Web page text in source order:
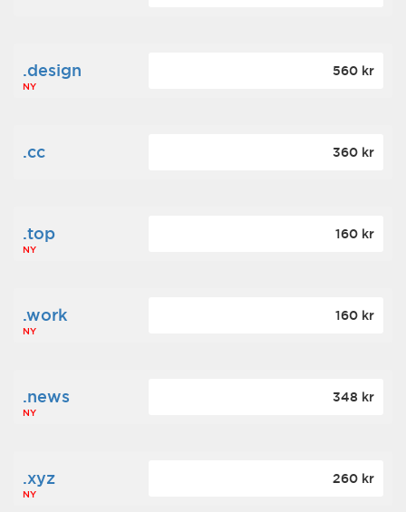
.design
NY
560 kr
.cc 360 kr
.top
NY
160 kr
.work
NY
160 kr
.news
NY
348 kr
.xyz
NY
260 kr